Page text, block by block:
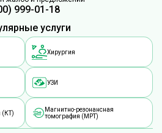
999-01-18
услуги
Хирургия
УЗИ
(КТ)
Магнитно-резонансная
томография (МРТ)